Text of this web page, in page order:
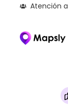
Atención